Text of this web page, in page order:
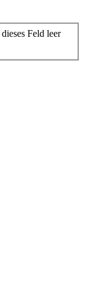
Feld leer